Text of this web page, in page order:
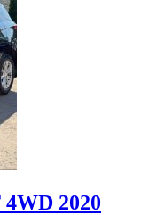
2020